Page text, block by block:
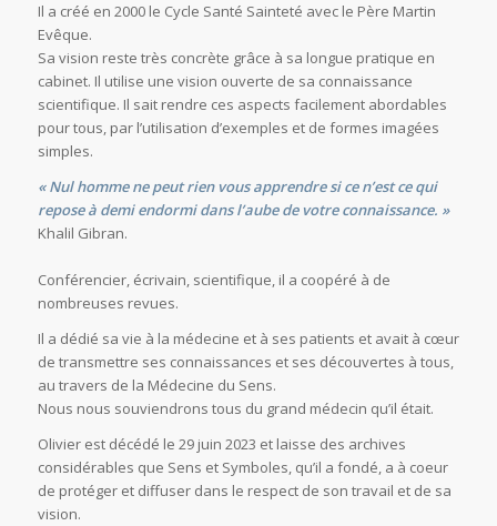
Il a créé en 2000 le Cycle Santé Sainteté avec le Père Martin
Evêque.
Sa vision reste très concrète grâce à sa longue pratique en
cabinet. Il utilise une vision ouverte de sa connaissance
scientifique. Il sait rendre ces aspects facilement abordables
pour tous, par l’utilisation d’exemples et de formes imagées
simples.
« Nul homme ne peut rien vous apprendre si ce n’est ce qui
repose à demi endormi dans l’aube de votre connaissance. »
Khalil Gibran.
Conférencier, écrivain, scientifique, il a coopéré à de
nombreuses revues.
Il a dédié sa vie à la médecine et à ses patients et avait à cœur
de transmettre ses connaissances et ses découvertes à tous,
au travers de la Médecine du Sens.
Nous nous souviendrons tous du grand médecin qu’il était.
Olivier est décédé le 29 juin 2023 et laisse des archives
considérables que Sens et Symboles, qu’il a fondé, a à coeur
de protéger et diffuser dans le respect de son travail et de sa
vision.